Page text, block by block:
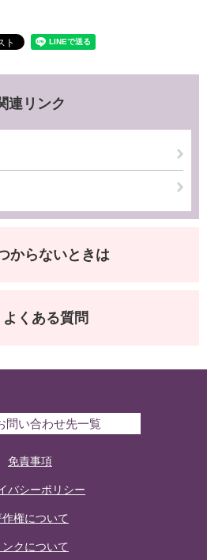
連リンク
からないときは
よくある質問
問い合わせ先一覧
免責事項
バシーポリシー
作権について
ンクについて